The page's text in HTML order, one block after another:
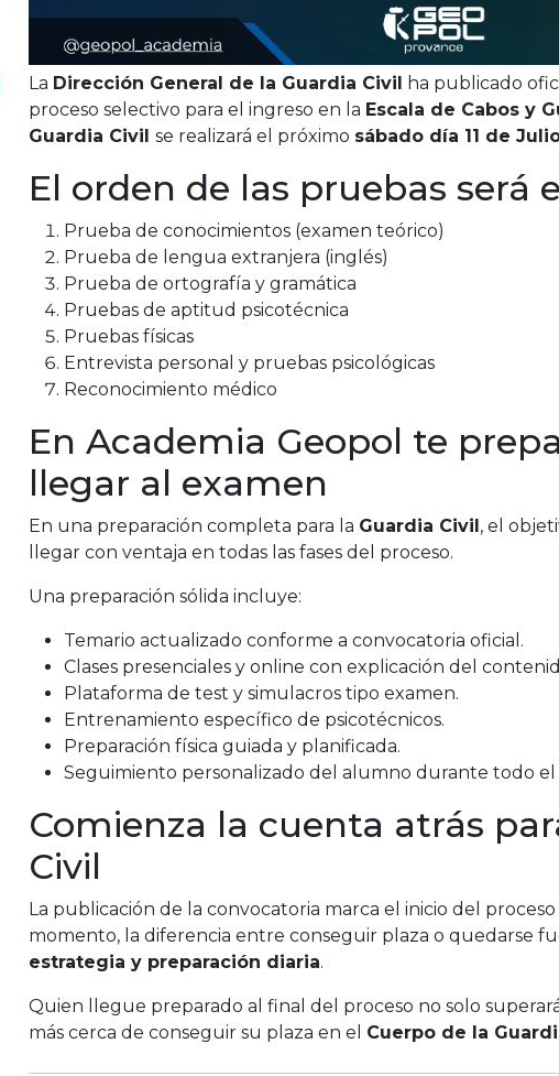
La Dirección General de la Guardia Civil ha publicado
proceso selectivo para el ingreso en la Escala de Cabos y
Guardia Civil se realizará el próximo sábado día 11 de
El orden de las pruebas será
Prueba de conocimientos (examen teórico)
Prueba de lengua extranjera (inglés)
Prueba de ortografía y gramática
Pruebas de aptitud psicotécnica
Pruebas físicas
Entrevista personal y pruebas psicológicas
Reconocimiento médico
En Academia Geopol te
llegar al examen
En una preparación completa para la Guardia Civil, el
llegar con ventaja en todas las fases del proceso.
Una preparación sólida incluye:
Temario actualizado conforme a convocatoria oficial.
Clases presenciales y online con explicación del
Plataforma de test y simulacros tipo examen.
Entrenamiento específico de psicotécnicos.
Preparación física guiada y planificada.
Seguimiento personalizado del alumno durante todo el
Comienza la cuenta atrás
Civil
La publicación de la convocatoria marca el inicio del
momento, la diferencia entre conseguir plaza o quedarse
estrategia y preparación diaria.
Quien llegue preparado al final del proceso no solo
más cerca de conseguir su plaza en el Cuerpo de la